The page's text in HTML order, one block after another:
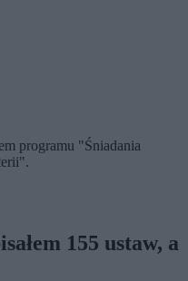
programu "Śniadania
155 ustaw, a